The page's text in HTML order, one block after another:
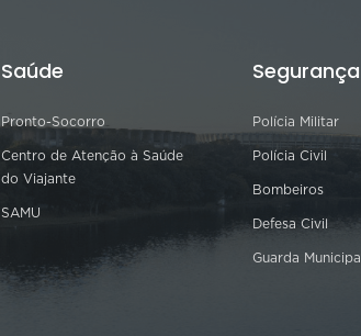
Saúde
Pronto-Socorro
Centro de Atenção à Saúde
do Viajante
SAMU
Segurança
Polícia Militar
Polícia Civil
Bombeiros
Defesa Civil
Guarda Municipal